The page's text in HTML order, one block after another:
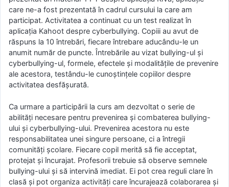
care ne-a fost prezentată în cadrul cursului la care am
participat. Activitatea a continuat cu un test realizat în
aplicația Kahoot despre cyberbullying. Copiii au avut de
răspuns la 10 întrebări, fiecare întrebare aducându-le un
anumit număr de puncte. Întrebările au vizat bullying-ul și
cyberbullying-ul, formele, efectele și modalitățile de prevenire
ale acestora, testându-le cunoștințele copiilor despre
activitatea desfășurată.
Ca urmare a participării la curs am dezvoltat o serie de
abilități necesare pentru prevenirea și combaterea bullying-
ului și cyberbullying-ului. Prevenirea acestora nu este
responsabilitatea unei singure persoane, ci a întregii
comunități școlare. Fiecare copil merită să fie acceptat,
protejat și încurajat. Profesorii trebuie să observe semnele
bullying-ului și să intervină imediat. Ei pot crea reguli clare în
clasă și pot organiza activități care încurajează colaborarea și